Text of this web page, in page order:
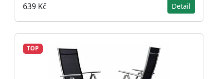
639 Kč Detail
TOP